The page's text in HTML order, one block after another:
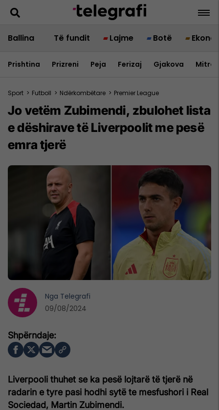
Ballina Të fundit Lajme Botë
Prishtina Prizreni Peja Ferizaj Gjakova
Sport > Futboll > Ndërkombëtare > Premier League
Jo vetëm Zubimendi, zbulohet lista
e dëshirave të Liverpoolit me pesë
emra tjerë
Liverpooli thuhet se ka pesë lojtarë të tjerë në
radarin e tyre pasi hodhi sytë te mesfushori i Real
Sociedad, Martin Zubimendi.
Nga Telegrafi
09/08/2024